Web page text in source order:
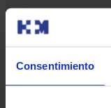
Consentimiento